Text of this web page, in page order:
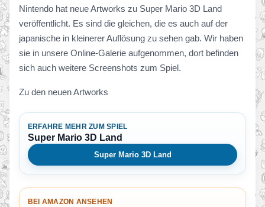
Nintendo hat neue Artworks zu Super Mario 3D Land
veröffentlicht. Es sind die gleichen, die es auch auf der
japanische in kleinerer Auflösung zu sehen gab. Wir haben
sie in unsere Online-Galerie aufgenommen, dort befinden
sich auch weitere Screenshots zum Spiel.
Zu den neuen Artworks
ERFAHRE MEHR ZUM SPIEL
Super Mario 3D Land
Super Mario 3D Land
BEI AMAZON ANSEHEN